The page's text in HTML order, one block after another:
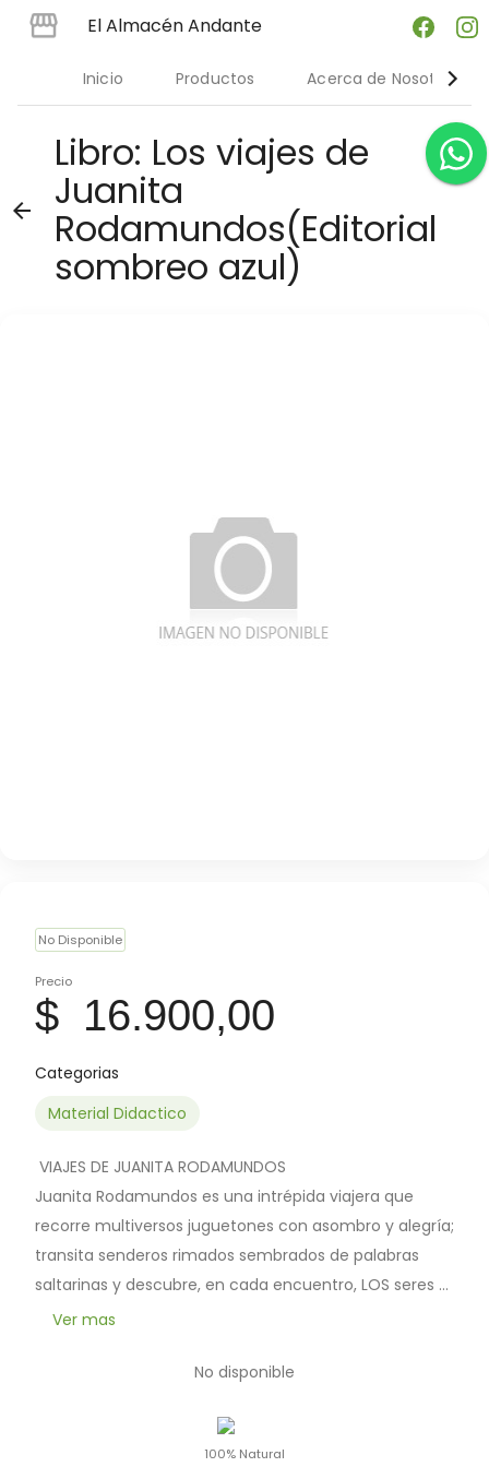
El Almacén Andante
Inicio Productos Acerca de Nosotres
arrow_back
Libro: Los viajes de
Juanita
Rodamundos(Editorial
sombreo azul)
No Disponible
Precio
$ 16.900,00
Categorias
Material Didactico
VIAJES DE JUANITA RODAMUNDOS
Juanita Rodamundos es una intrépida viajera que
recorre multiversos juguetones con asombro y alegría;
transita senderos rimados sembrados de palabras
saltarinas y descubre, en cada encuentro, LOS seres y
eventos maravillosos.
El libro —escrito por Laura Martín Osorio e ilustrado por
riman con tiernos collages, que nos llevan de paseo
por lugares increíbles llenitos de aventuras; tiene
Ver mas
No disponible
100% Natural